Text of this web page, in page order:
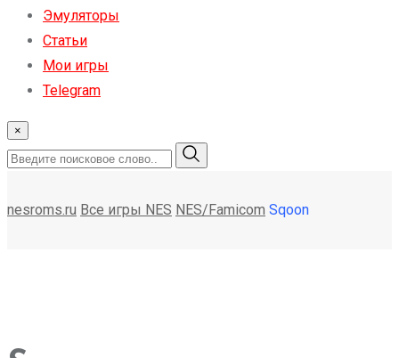
Эмуляторы
Статьи
Мои игры
Telegram
×
nesroms.ru Все игры NES NES/Famicom Sqoon